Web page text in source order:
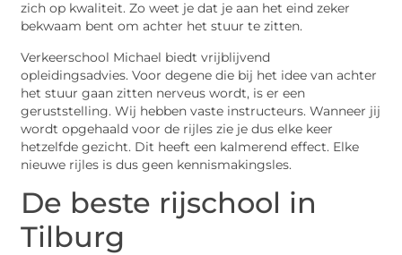
zich op kwaliteit. Zo weet je dat je aan het eind zeker
bekwaam bent om achter het stuur te zitten.
Verkeerschool Michael biedt vrijblijvend
opleidingsadvies. Voor degene die bij het idee van achter
het stuur gaan zitten nerveus wordt, is er een
geruststelling. Wij hebben vaste instructeurs. Wanneer jij
wordt opgehaald voor de rijles zie je dus elke keer
hetzelfde gezicht. Dit heeft een kalmerend effect. Elke
nieuwe rijles is dus geen kennismakingsles.
De beste rijschool in
Tilburg